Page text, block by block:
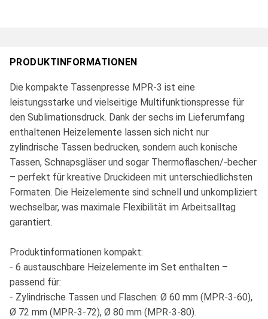
PRODUKTINFORMATIONEN
Die kompakte Tassenpresse MPR-3 ist eine
leistungsstarke und vielseitige Multifunktionspresse für
den Sublimationsdruck. Dank der sechs im Lieferumfang
enthaltenen Heizelemente lassen sich nicht nur
zylindrische Tassen bedrucken, sondern auch konische
Tassen, Schnapsgläser und sogar Thermoflaschen/-becher
– perfekt für kreative Druckideen mit unterschiedlichsten
Formaten. Die Heizelemente sind schnell und unkompliziert
wechselbar, was maximale Flexibilität im Arbeitsalltag
garantiert.
Produktinformationen kompakt:
- 6 austauschbare Heizelemente im Set enthalten –
passend für:
- Zylindrische Tassen und Flaschen: Ø 60 mm (MPR-3-60),
Ø 72 mm (MPR-3-72), Ø 80 mm (MPR-3-80).